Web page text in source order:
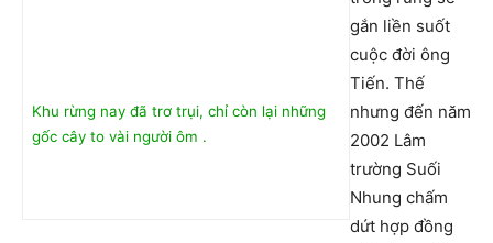
Khu rừng nay đã trơ trụi, chỉ còn lại những
gốc cây to vài người ôm .
gắn liền suốt
cuộc đời ông
Tiến. Thế
nhưng đến năm
2002 Lâm
trường Suối
Nhung chấm
dứt hợp đồng